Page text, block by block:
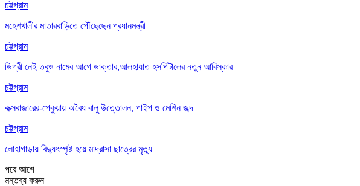
চট্টগ্রাম
মহেশখালীর মাতারবাড়িতে পৌঁছেছেন প্রধানমন্ত্রী
চট্টগ্রাম
ডিগ্রী নেই তবুও নামের আগে ডাক্তার,আলহায়াত হসপিটালের নতুন আবিস্কার
চট্টগ্রাম
কক্সবাজারের-পেকুয়ায় অবৈধ বালু উত্তোলন, পাইপ ও মেশিন জব্দ
চট্টগ্রাম
লোহাগাড়ায় বিদ্যুৎস্পৃষ্ট হয়ে মাদ্রাসা ছাত্রের মৃত্যু
পরেআগে
মন্তব্য করুন